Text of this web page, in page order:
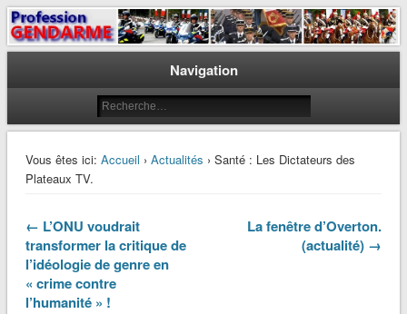
Profession Gendarme
Le journal des gendarmes
Navigation
Vous êtes ici: Accueil › Actualités › Santé : Les Dictateurs des
Plateaux TV.
← L’ONU voudrait
transformer la critique de
l’idéologie de genre en
« crime contre
l’humanité » !
La fenêtre d’Overton.
(actualité) →